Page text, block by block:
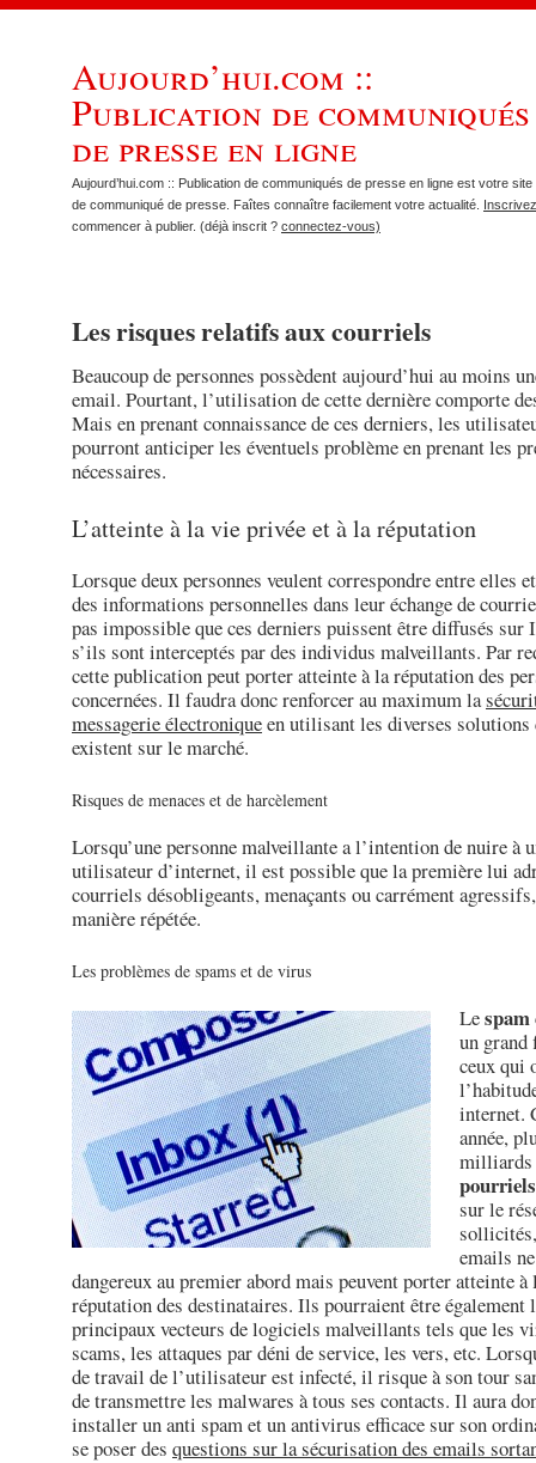
Aujourd’hui.com ::
Publication de communiqués
de presse en ligne
Aujourd’hui.com :: Publication de communiqués de presse en ligne est votre site
de communiqué de presse. Faîtes connaître facilement votre actualité.
commencer à publier. (déjà inscrit ? connectez-vous)
Les risques relatifs aux courriels
Beaucoup de personnes possèdent aujourd’hui au moins
email. Pourtant, l’utilisation de cette dernière comporte
Mais en prenant connaissance de ces derniers, les
pourront anticiper les éventuels problème en prenant les
nécessaires.
L’atteinte à la vie privée et à la réputation
Lorsque deux personnes veulent correspondre entre elles
des informations personnelles dans leur échange de
pas impossible que ces derniers puissent être diffusés sur
s’ils sont interceptés par des individus malveillants. Par
cette publication peut porter atteinte à la réputation des
concernées. Il faudra donc renforcer au maximum la
messagerie électroniqueen utilisant les diverses solutions
existent sur le marché.
Risques de menaces et de harcèlement
Lorsqu’une personne malveillante a l’intention de nuire à
utilisateur d’internet, il est possible que la première lui
courriels désobligeants, menaçants ou carrément
manière répétée.
Les problèmes de spams et de virus
Lespam
un grand
ceux qui
internet.
année,
milliards
pourriels
sur le
emails
dangereux au premier abord mais peuvent porter atteinte à
réputation des destinataires. Ils pourraient être également
principaux vecteurs de logiciels malveillants tels que les
scams, les attaques par déni de service, les vers, etc.
de travail de l’utilisateur est infecté, il risque à son tour
de transmettre les malwares à tous ses contacts. Il aura
installer un anti spam et un antivirus efficace sur son
se poser des questions sur la sécurisation des emails